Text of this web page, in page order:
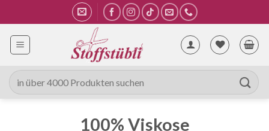
Inhalt
springen
Suche
nach:
100% Viskose